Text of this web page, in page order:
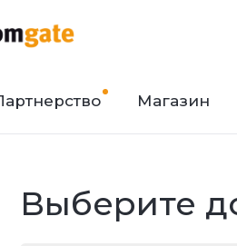
Магазин
Выберите